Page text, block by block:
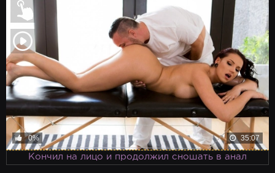
0% 35:07
Кончил на лицо и продолжил сношать в анал